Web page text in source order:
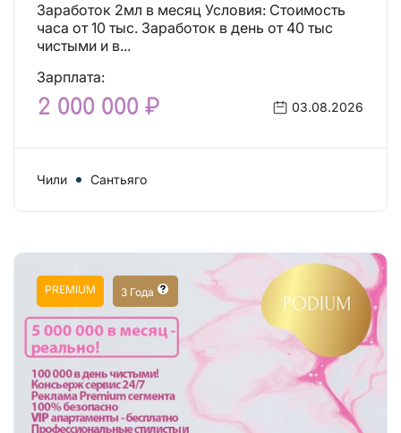
Заработок 2мл в месяц Условия: Стоимость
часа от 10 тыс. Заработок в день от 40 тыс
чистыми и в...
Зарплата:
2 000 000 ₽ 03.08.2026
Чили Сантьяго
PREMIUM 3 Года